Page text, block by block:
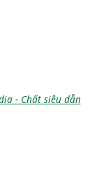
- Chất siêu dẫn